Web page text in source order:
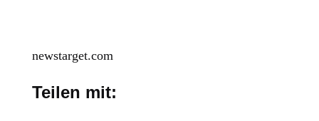
newstarget.com
Teilen mit: